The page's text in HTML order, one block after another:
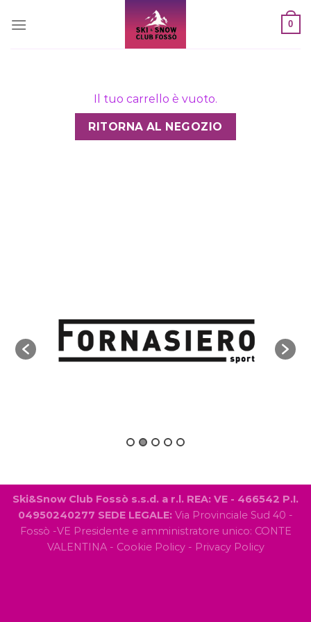
0
Il tuo carrello è vuoto.
RITORNA AL NEGOZIO
Ski&Snow Club Fossò s.s.d. a r.l. REA: VE - 466542 P.I.
04950240277 SEDE LEGALE: Via Provinciale Sud 40 -
Fossò -VE Presidente e amministratore unico: CONTE
VALENTINA - Cookie Policy- Privacy Policy